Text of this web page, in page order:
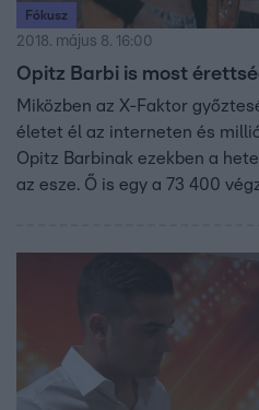
Fókusz
2018. május 8. 16:00
Opitz Barbi is most
Miközben az X-Faktor
életet él az interneten és
Opitz Barbinak ezekben a
az esze. Ő is egy a 73 400